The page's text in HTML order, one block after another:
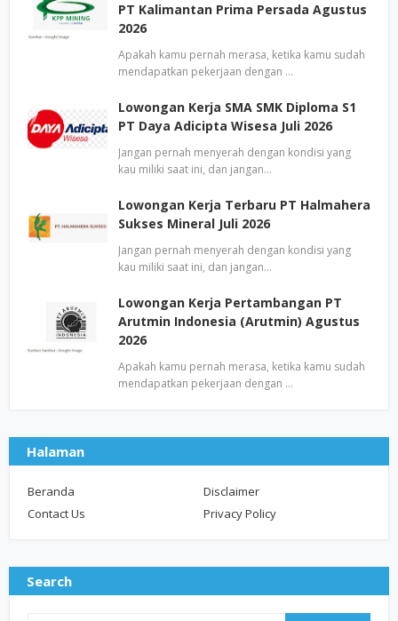
PT Kalimantan Prima Persada Agustus
2026
Apakah kamu pernah merasa, ketika kamu sudah
mendapatkan pekerjaan dengan …
Lowongan Kerja SMA SMK Diploma S1
PT Daya Adicipta Wisesa Juli 2026
Jangan pernah menyerah dengan kondisi yang
kau miliki saat ini, dan jangan…
Lowongan Kerja Terbaru PT Halmahera
Sukses Mineral Juli 2026
Jangan pernah menyerah dengan kondisi yang
kau miliki saat ini, dan jangan…
Lowongan Kerja Pertambangan PT
Arutmin Indonesia (Arutmin) Agustus
2026
Apakah kamu pernah merasa, ketika kamu sudah
mendapatkan pekerjaan dengan …
Halaman
Beranda
Disclaimer
Contact Us
Privacy Policy
Search